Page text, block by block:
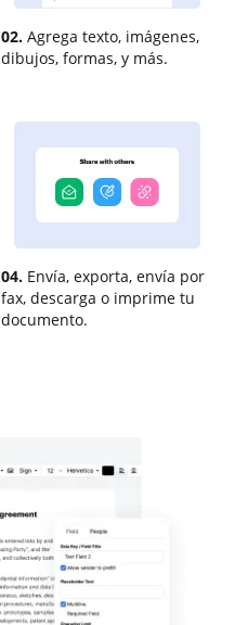
02. Agrega texto, imágenes,
dibujos, formas, y más.
04. Envía, exporta, envía por
fax, descarga o imprime tu
documento.